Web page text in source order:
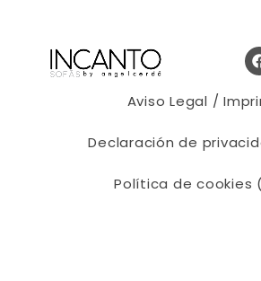
Aviso Legal /
Declaración de
Política de cookies